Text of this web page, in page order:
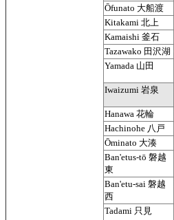
Ōfunato 大船渡
Kitakami 北上
Kamaishi 釜石
Tazawako 田沢湖
Yamada 山田
Iwaizumi 岩泉
Hanawa 花輪
Hachinohe 八戸
Ōminato 大湊
Ban'etus-tō 磐越
東
Ban'etu-sai 磐越
西
Tadami 只見